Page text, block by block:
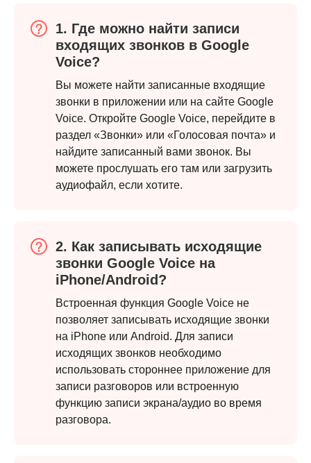
Шаг 2.
1. Где можно найти записи
входящих звонков в Google
Voice?
Вы можете найти записанные входящие
звонки в приложении или на сайте Google
Voice. Откройте Google Voice, перейдите в
раздел «Звонки» или «Голосовая почта» и
найдите записанный вами звонок. Вы
можете прослушать его там или загрузить
аудиофайл, если хотите.
2. Как записывать исходящие
звонки Google Voice на
iPhone/Android?
Встроенная функция Google Voice не
позволяет записывать исходящие звонки
на iPhone или Android. Для записи
исходящих звонков необходимо
использовать стороннее приложение для
записи разговоров или встроенную
функцию записи экрана/аудио во время
разговора.